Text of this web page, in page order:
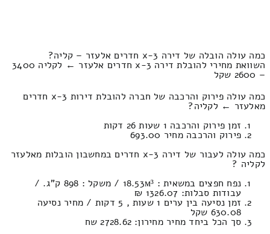
כמה עולה הובלה של דירה 3-x חדרים אלעזר – קליה?
השוואת מחירי להובלת דירה 3-x חדרים אלעזר ← לקליה 3400
– 2600 שקל
כמה עולה פירוק והרכבה של חברה להובלת דירות 3-x חדרים
מאלעזר ← לקליה?
זמן פירוק והרכבה 1 שעות 26 דקות
פירוק והרכבה מחיר 693.00
כמה עולה לעבור של דירה 3-x חדרים במחשבון הובלות מאלעזר
לקליה ?
נפח חפצים במשאית : 18.53м³ / משקל : 898 ק”ג. /
עבודות סבלות: 1326.07 ₪
זמן נסיעה בין ערים 1 שעות , 5 דקות / מחיר נסיעה
630.08 שקל
סך הכל ביחד מחיר מחירון: 2728.62 שח